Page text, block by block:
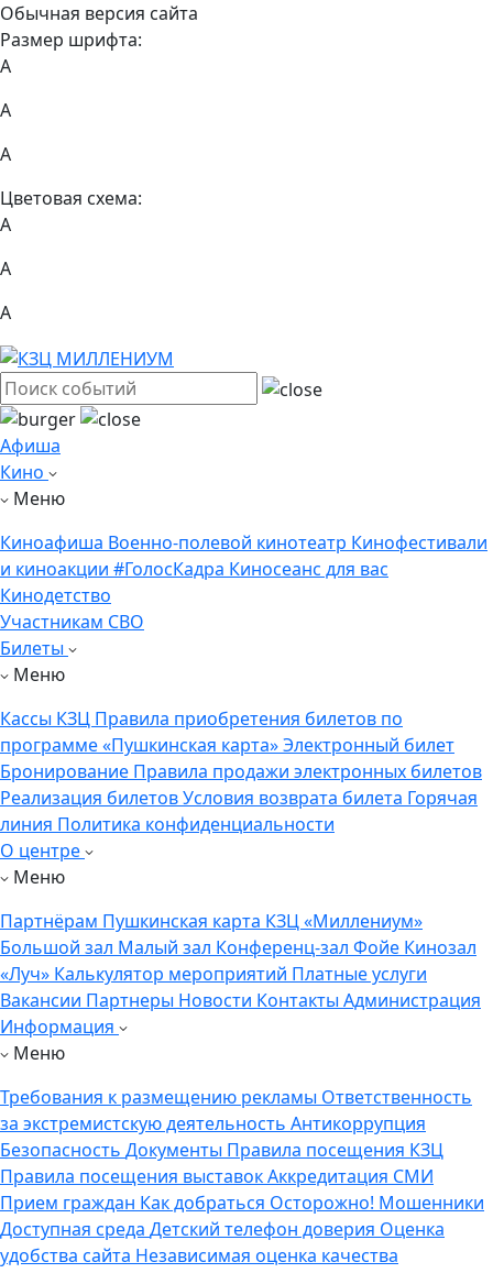
Обычная версия сайта
Размер шрифта:
A
A
A
Цветовая схема:
А
А
А
Афиша
Кино
Меню
Киноафиша Военно-полевой кинотеатр Кинофестивали
и киноакции #ГолосКадра Киносеанс для вас
Кинодетство
Участникам СВО
Билеты
Меню
Кассы КЗЦ Правила приобретения билетов по
программе «Пушкинская карта»Электронный билет
Бронирование Правила продажи электронных билетов
Реализация билетовУсловия возврата билета Горячая
линия Политика конфиденциальности
О центре
Меню
Партнёрам Пушкинская карта КЗЦ «Миллениум»
Большой зал Малый зал Конференц-зал Фойе Кинозал
«Луч» Калькулятор мероприятий Платные услуги
Вакансии Партнеры Новости Контакты Администрация
Информация
Меню
Требования к размещению рекламы Ответственность
за экстремистскую деятельность Антикоррупция
Безопасность Документы Правила посещения КЗЦ
Правила посещения выставокАккредитация СМИ
Прием граждан Как добраться Осторожно! Мошенники
Доступная среда Детский телефон доверия Оценка
удобства сайта Независимая оценка качества